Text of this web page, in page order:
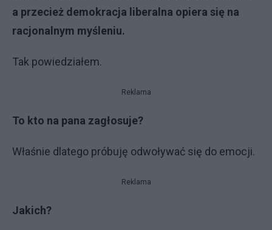
a przecież demokracja liberalna opiera się na
racjonalnym myśleniu.
Tak powiedziałem.
Reklama
To kto na pana zagłosuje?
Właśnie dlatego próbuję odwoływać się do emocji.
Reklama
Jakich?